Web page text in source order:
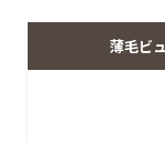
薄毛ビ